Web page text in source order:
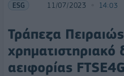
ESG 11/07/2023 14:03
Τράπεζα
χρηματιστηριακό
αειφορίας